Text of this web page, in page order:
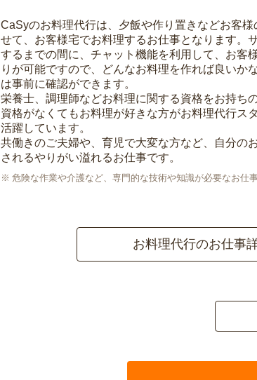
CaSyのお料理代行は、夕飯や作り置きなどお客様
せて、お客様宅でお料理するお仕事となります。
するまでの間に、チャット機能を利用して、お客
りが可能ですので、どんなお料理を作れば良いか
は事前に確認ができます。
栄養士、調理師などお料理に関する資格をお持ち
資格がなくてもお料理が好きな方がお料理代行ス
活躍しています。
共働きのご夫婦や、育児で大変な方など、自分の
されるやりがい溢れるお仕事です。
危険な作業や介護など、専門的な技術や知識が必要なお仕
お料理代行のお仕事